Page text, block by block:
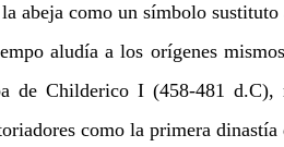
abeja como un símbolo
aludía a los orígenes
de Childerico I (458-481
como la primera dinastía